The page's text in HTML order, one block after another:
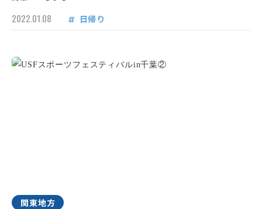
2022.01.08 日帰り
関東地方